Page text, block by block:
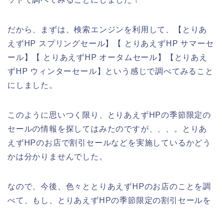
だから、まずは、検索エンジンを利用して、【とりあ
えずHP スプリングセール】【 とりあえずHP サマーセ
ール】【 とりあえずHP オータムセール】【とりあえ
ずHP ウィンターセール】という感じで調べてみること
にしました。
このように思いつく限り、とりあえずHPの季節限定の
セールの情報を探してはみたのですが、、、。とりあ
えずHPのお店で割引セールなどを実施しているかどう
かは分かりませんでした。
なので、今後、色々ととりあえずHPのお店のことを調
べて、もし、とりあえずHPの季節限定の割引セールを